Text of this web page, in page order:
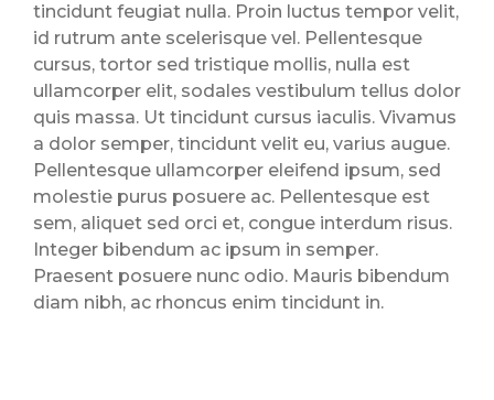
tincidunt feugiat nulla. Proin luctus tempor velit,
id rutrum ante scelerisque vel. Pellentesque
cursus, tortor sed tristique mollis, nulla est
ullamcorper elit, sodales vestibulum tellus dolor
quis massa. Ut tincidunt cursus iaculis. Vivamus
a dolor semper, tincidunt velit eu, varius augue.
Pellentesque ullamcorper eleifend ipsum, sed
molestie purus posuere ac. Pellentesque est
sem, aliquet sed orci et, congue interdum risus.
Integer bibendum ac ipsum in semper.
Praesent posuere nunc odio. Mauris bibendum
diam nibh, ac rhoncus enim tincidunt in.